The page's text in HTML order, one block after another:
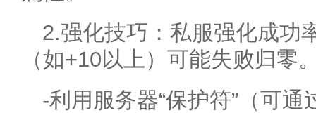
2.强化技巧：私服强化成功
（如+10以上）可能失败归零
-利用服务器“保护符”（可